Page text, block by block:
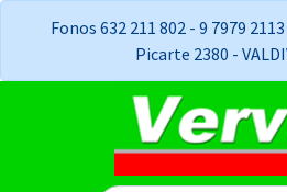
Fonos 632 211 802 - 9 7979
Picarte 2380 -